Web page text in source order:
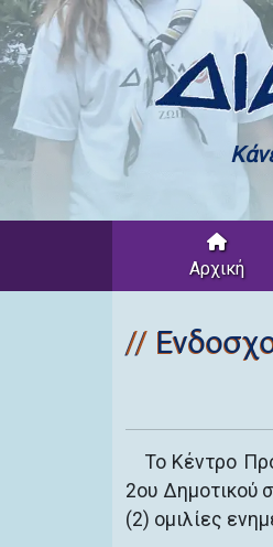
Αρχική
Το Κέντρο
2ου Δημοτικού
(2) ομιλίες